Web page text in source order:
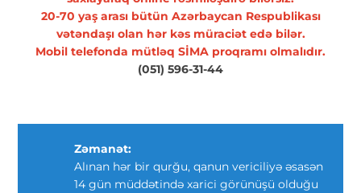
20-70 yaş arası bütün Azərbaycan Respublikası
vətəndaşı olan hər kəs müraciət edə bilər.
Mobil telefonda mütləq SİMA proqramı olmalıdır.
(051) 596-31-44
Zəmanət:
Alınan hər bir qurğu, qanun vericiliyə əsasən
14 gün müddətində xarici görünüşü olduğu